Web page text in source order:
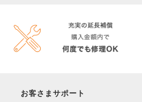
お客さまサポート